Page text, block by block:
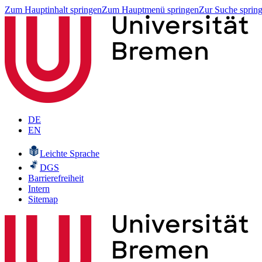
Zum Hauptinhalt springenZum Hauptmenü springenZur Suche
DE
EN
Leichte Sprache
DGS
Barrierefreiheit
Intern
Sitemap